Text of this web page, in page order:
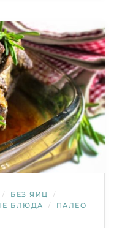
/ БЕЗ ЯИЦ /
БЛЮДА /
ПАЛЕО